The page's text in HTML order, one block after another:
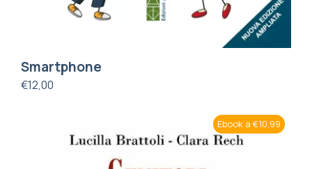
Smartphone
€12,00
Ebook a €10,99